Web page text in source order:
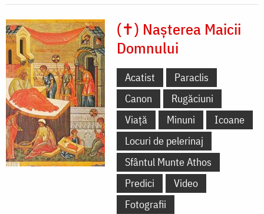
(✝) Nașterea Maicii
Domnului
Acatist
Paraclis
Canon
Rugăciuni
Viață
Minuni
Icoane
Locuri de pelerinaj
Sfântul Munte Athos
Predici
Video
Fotografii